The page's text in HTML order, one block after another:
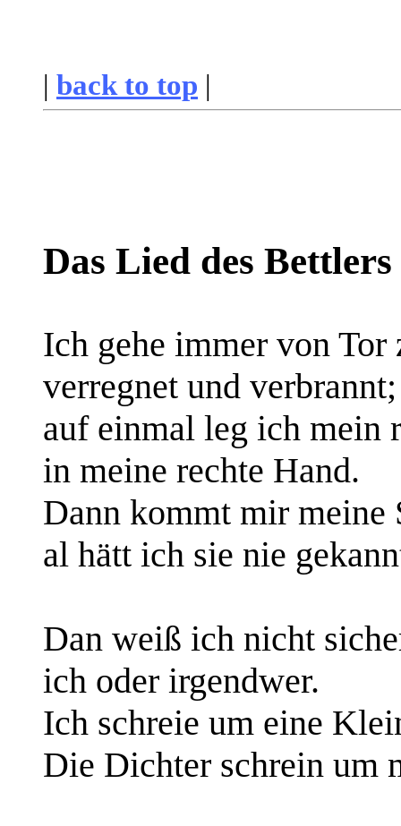
| back to top |
Das Lied des Bettlers
Ich gehe immer von Tor
verregnet und verbrannt;
auf einmal leg ich mein
in meine rechte Hand.
Dann kommt mir meine
al hätt ich sie nie
Dan weiß ich nicht
ich oder irgendwer.
Ich schreie um eine
Die Dichter schrein um